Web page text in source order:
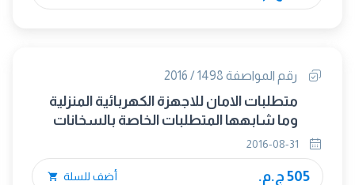
رقم المواصفة 1498 / 2016
متطلبات الامان للاجهزة الكهربائية المنزلية
وما شابهها المتطلبات الخاصة بالسخانات
الكهربائية ذات التخزين للمياه
505 ج.م. أضف للسلة